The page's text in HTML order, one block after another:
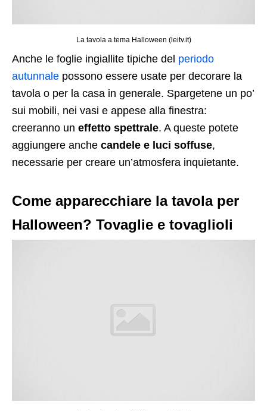
La tavola a tema Halloween (leitv.it)
Anche le foglie ingiallite tipiche del periodo
autunnale possono essere usate per decorare la
tavola o per la casa in generale. Spargetene un po’
sui mobili, nei vasi e appese alla finestra:
creeranno un effetto spettrale. A queste potete
aggiungere anche candele e luci soffuse,
necessarie per creare un’atmosfera inquietante.
Come apparecchiare la tavola per
Halloween? Tovaglie e tovaglioli